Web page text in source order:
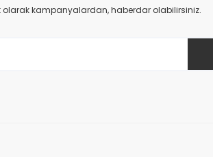
olarak kampanyalardan, haberdar olabilirsiniz.